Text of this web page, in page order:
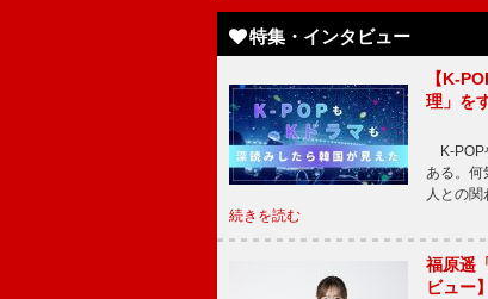
特集・インタビュー
【K-
理」を
K-POP
ある。何
人との
続きを読む
福原遥
ビュー